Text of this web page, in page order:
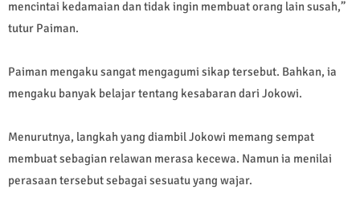
mencintai kedamaian dan tidak ingin membuat orang lain susah,”
tutur Paiman.
Paiman mengaku sangat mengagumi sikap tersebut. Bahkan, ia
mengaku banyak belajar tentang kesabaran dari Jokowi.
Menurutnya, langkah yang diambil Jokowi memang sempat
membuat sebagian relawan merasa kecewa. Namun ia menilai
perasaan tersebut sebagai sesuatu yang wajar.